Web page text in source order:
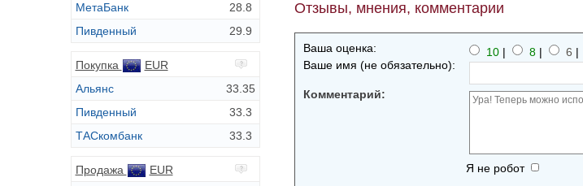
МетаБанк
28.8
Пивденный
29.9
Покупка
EUR
Альянс
33.35
Пивденный
33.3
ТАСкомбанк
33.3
Продажа
EUR
Отзывы, мнения, комментарии
Ваша оценка: 10 | 8 | 6 |
Ваше имя (не обязательно):
Комментарий:
Я не робот